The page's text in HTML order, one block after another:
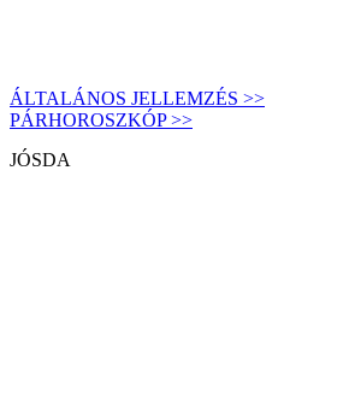
ÁLTALÁNOS JELLEMZÉS >>
PÁRHOROSZKÓP >>
JÓSDA